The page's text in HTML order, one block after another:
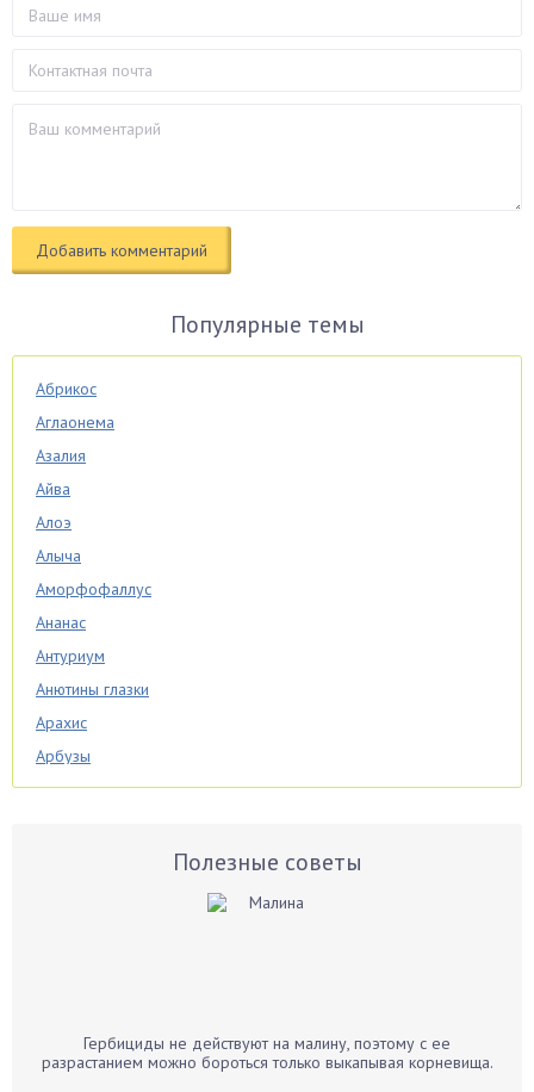
Популярные темы
Абрикос
Аглаонема
Азалия
Айва
Алоэ
Алыча
Аморфофаллус
Ананас
Антуриум
Анютины глазки
Арахис
Арбузы
Аспарагус
Бархатцы
Полезные советы
Гербициды не действуют на малину, поэтому с ее
разрастанием можно бороться только выкапывая корневища.